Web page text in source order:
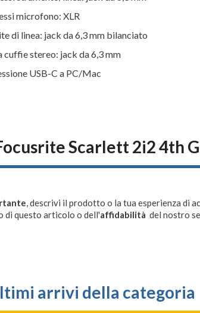
microfono: XLR
di linea: jack da 6,3 mm bilanciato
cuffie stereo: jack da 6,3 mm
USB-C a PC/Mac
Scarlett 2i2 4th
, descrivi il prodotto o la tua esperienza di
di questo articolo o dell'affidabilità del nostro
arrivi della categoria